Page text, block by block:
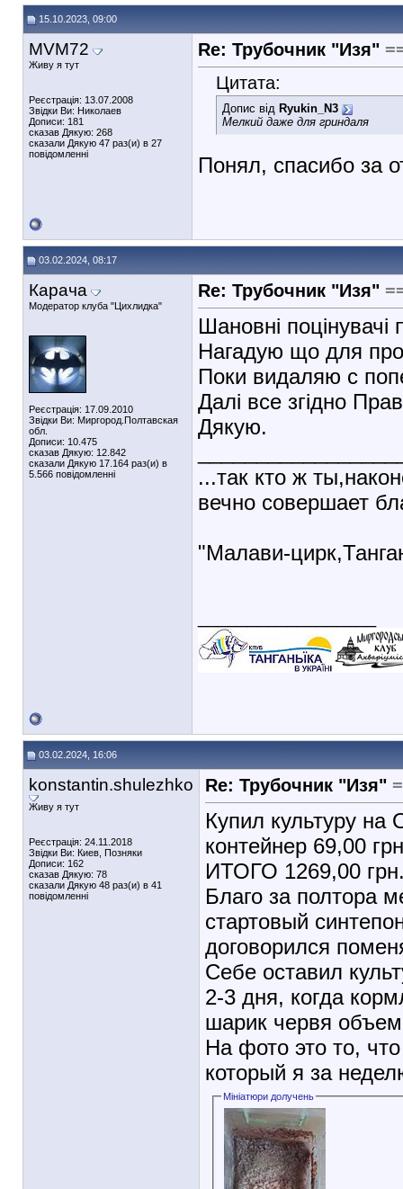
15.10.2023, 09:00
MVM72
Живу я тут
Реєстрація: 13.07.2008
Звідки Ви: Николаев
Дописи: 181
сказав Дякую: 268
сказали Дякую 47 раз(и) в 27
повідомленні
Re: Трубочник "Изя"
Цитата:
Допис від Ryukin_N3
Мелкий даже для гриндаля
Понял, спасибо за
03.02.2024, 08:17
Карача
Модератор клуба "Цихлидка"
Реєстрація: 17.09.2010
Звідки Ви: Миргород.Полтавская
обл.
Дописи: 10.475
сказав Дякую: 12.842
сказали Дякую 17.164 раз(и) в
5.566 повідомленні
Re: Трубочник "Изя"
Шановні поцінувачі
Нагадую що для
Поки видаляю с
Далі все згідно
Дякую.
...так кто ж
вечно совершает
"Малави-
03.02.2024, 16:06
konstantin.shulezhko
Живу я тут
Реєстрація: 24.11.2018
Звідки Ви: Киев, Позняки
Дописи: 162
сказав Дякую: 78
сказали Дякую 48 раз(и) в 41
повідомленні
Re: Трубочник "Изя"
Купил культуру
контейнер 69,00
ИТОГО 1269,00
Благо за полтора
стартовый
договорился
Себе оставил
2-3 дня, когда
шарик червя
На фото это то,
который я за
Мініатюри долучень